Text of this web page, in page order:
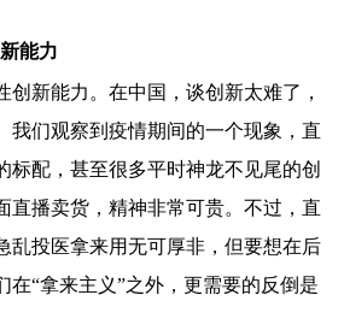
能力
创新能力。在中国，谈创新太难了，
我们观察到疫情期间的一个现象，直
标配，甚至很多平时神龙不见尾的创
直播卖货，精神非常可贵。不过，直
乱投医拿来用无可厚非，但要想在后
在“拿来主义”之外，更需要的反倒是